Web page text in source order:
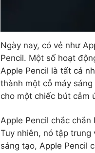
Ngày nay, có vẻ như
Pencil. Một số hoạt
Apple Pencil là tất cả
thành một cỗ máy
cho một chiếc bút cảm
Apple Pencil chắc
Tuy nhiên, nó tập
sáng tạo, Apple Pencil